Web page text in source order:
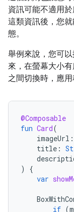
資訊可能不適用
這類資訊後，您
態。
舉例來說，您可
來，在螢幕大小
之間切換時，應用
@Composable
fun Card(
imageUrl :
title :
)
{
var
if (